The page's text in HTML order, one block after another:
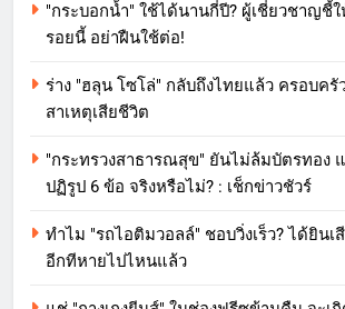
"กระบอกน้ำ" ใช้ได้นานกี่ปี? ผู้เชี่ยวชาญชี้
รอยนี้ อย่าฝืนใช้ต่อ!
ร่าง "ฮลุน โซโล่" กลับถึงไทยแล้ว ครอบค
สาเหตุเสียชีวิต
"กระทรวงสาธารณสุข" ยันไม่ล้มบัตรทอง
ปฏิรูป 6 ข้อ จริงหรือไม่? : เช็กข่าวชัวร์
ทำไม "รถไอติมวอลล์" ชอบวิ่งเร็ว? ได้ยินเ
อีกทีหายไปไหนแล้ว